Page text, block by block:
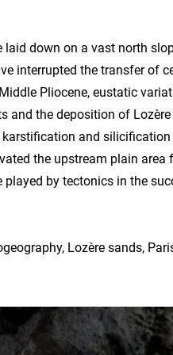
down on a vast north
interrupted the transfer of
Pliocene, eustatic
and the deposition of
and
the upstream plain
by tectonics in the
Lozère sands,